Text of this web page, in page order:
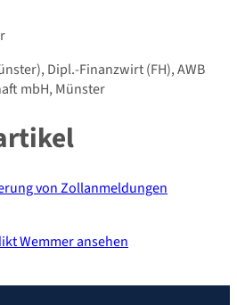
Dipl.-Finanzwirt (FH), AWB
mbH, Münster
von Zollanmeldungen
Wemmer ansehen